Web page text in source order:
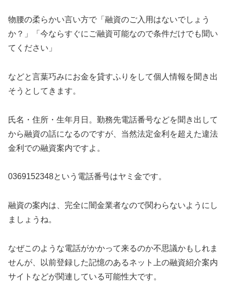
物腰の柔らかい言い方で「融資のご入用はないでしょう
か？」「今ならすぐにご融資可能なので条件だけでも聞い
てください」
などと言葉巧みにお金を貸すふりをして個人情報を聞き出
そうとしてきます。
氏名・住所・生年月日。勤務先電話番号などを聞き出して
から融資の話になるのですが、当然法定金利を超えた違法
金利での融資案内ですよ。
0369152348という電話番号はヤミ金です。
融資の案内は、完全に闇金業者なので関わらないようにし
ましょうね。
なぜこのような電話がかかって来るのか不思議かもしれま
せんが、以前登録した記憶のあるネット上の融資紹介案内
サイトなどが関連している可能性大です。